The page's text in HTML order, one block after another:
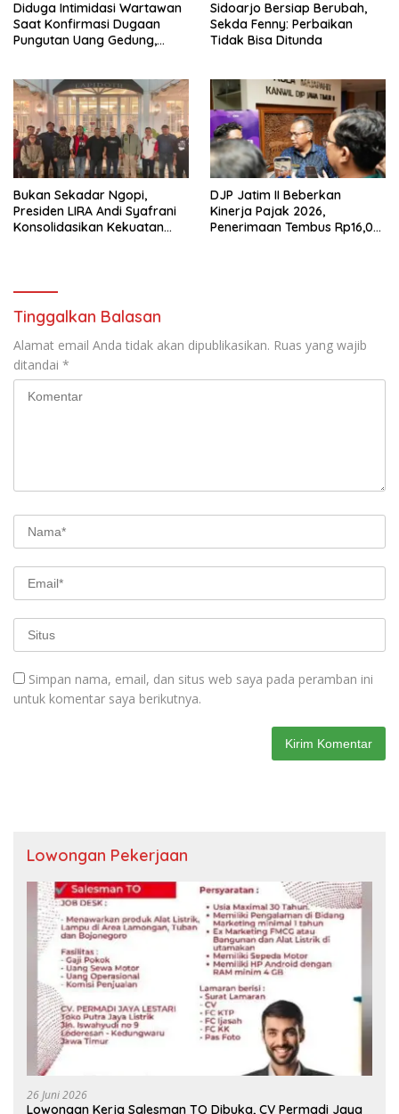
Diduga Intimidasi Wartawan
Saat Konfirmasi Dugaan
Pungutan Uang Gedung,
Buka suara
Sidoarjo Bersiap Berubah,
Sekda Fenny: Perbaikan
Tidak Bisa Ditunda
Bukan Sekadar Ngopi,
Presiden LIRA Andi Syafrani
Konsolidasikan Kekuatan
DJP Jatim II Beberkan
Kinerja Pajak 2026,
Penerimaan Tembus Rp16,08
Tinggalkan Balasan
Alamat email Anda tidak akan dipublikasikan. Ruas yang wajib
ditandai *
Simpan nama, email, dan situs web saya pada peramban ini
untuk komentar saya berikutnya.
Lowongan Pekerjaan
26 Juni 2026
Lowongan Kerja Salesman TO Dibuka, CV Permadi Jaya